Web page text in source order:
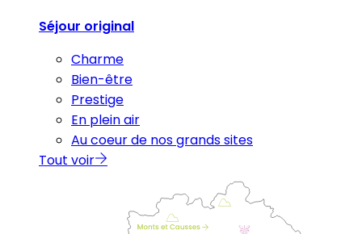
Séjour original
Charme
Bien-être
Prestige
En plein air
Au coeur de nos grands sites
Tout voir